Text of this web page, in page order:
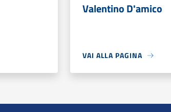
Valentino D'amico
VAI ALLA PAGINA